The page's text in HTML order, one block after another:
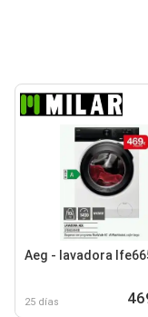
Aeg - lavadora
25 días